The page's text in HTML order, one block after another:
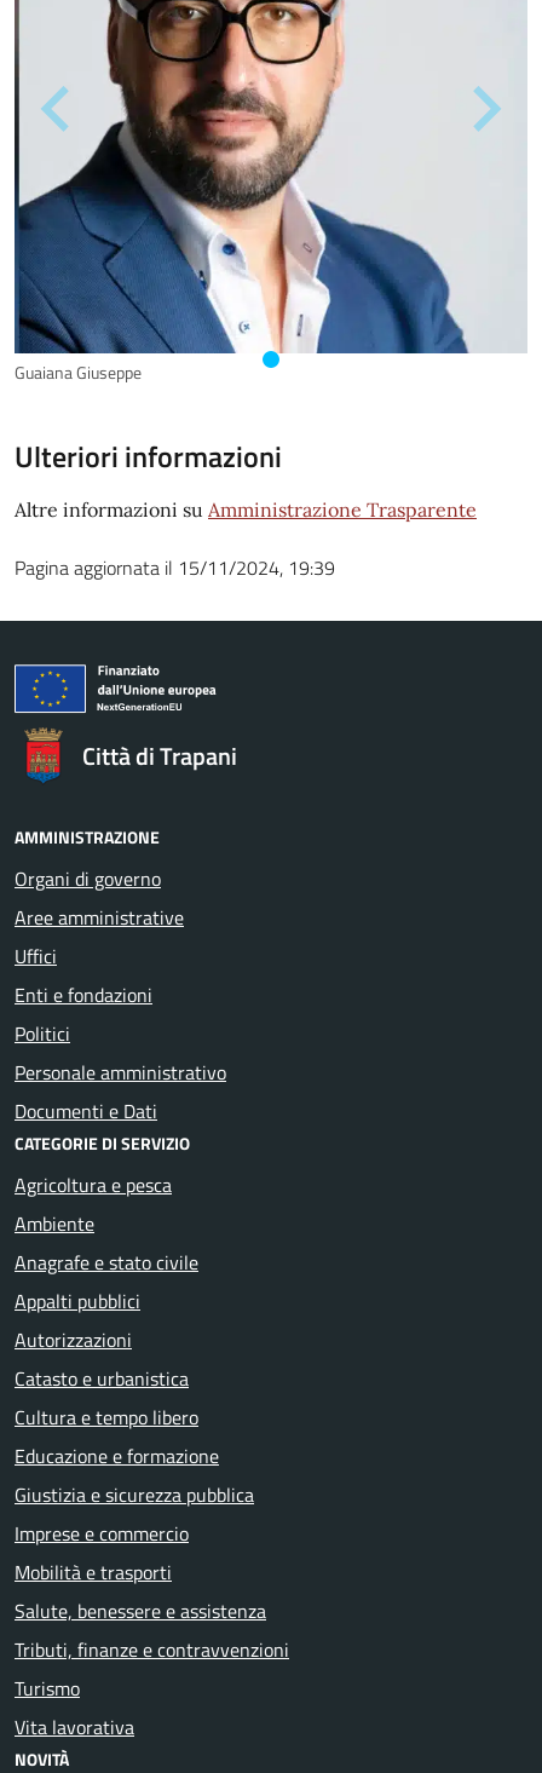
Guaiana Giuseppe
Ulteriori informazioni
Altre informazioni su Amministrazione Trasparente
Pagina aggiornata il 15/11/2024, 19:39
Città di Trapani
AMMINISTRAZIONE
Organi di governo
Aree amministrative
Uffici
Enti e fondazioni
Politici
Personale amministrativo
Documenti e Dati
CATEGORIE DI SERVIZIO
Agricoltura e pesca
Ambiente
Anagrafe e stato civile
Appalti pubblici
Autorizzazioni
Catasto e urbanistica
Cultura e tempo libero
Educazione e formazione
Giustizia e sicurezza pubblica
Imprese e commercio
Mobilità e trasporti
Salute, benessere e assistenza
Tributi, finanze e contravvenzioni
Turismo
Vita lavorativa
NOVITÀ